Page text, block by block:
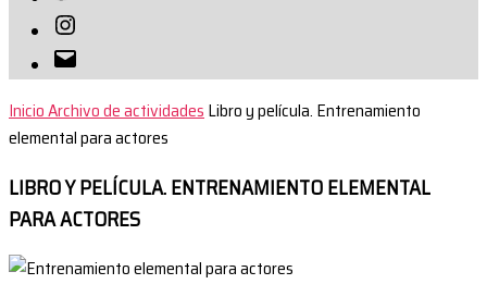
Instagram
Correo
electrónico
InicioArchivo de actividadesLibro y película. Entrenamiento
elemental para actores
LIBRO Y PELÍCULA. ENTRENAMIENTO ELEMENTAL
PARA ACTORES